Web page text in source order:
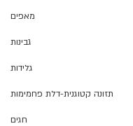
מאפים
גבינות
גלידות
תזונה קטוגנית-דלת פחמימות
חגים